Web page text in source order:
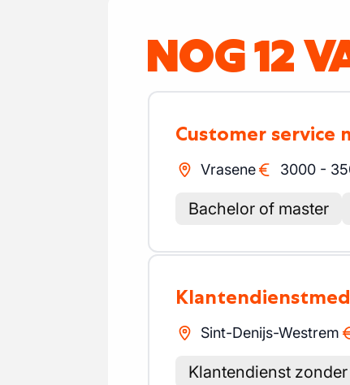
NOG 12
Customer
Vrasene 3000 -
Bachelor of master
Sint-Denijs-Westrem
Klantendienst